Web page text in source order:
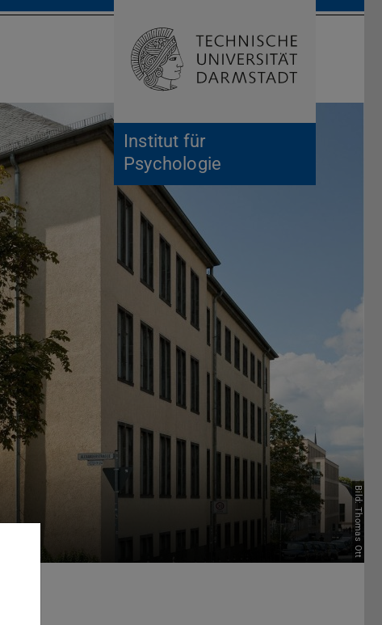
Institut für
Psychologie
Suche öffnen
Bild: Thomas Ott